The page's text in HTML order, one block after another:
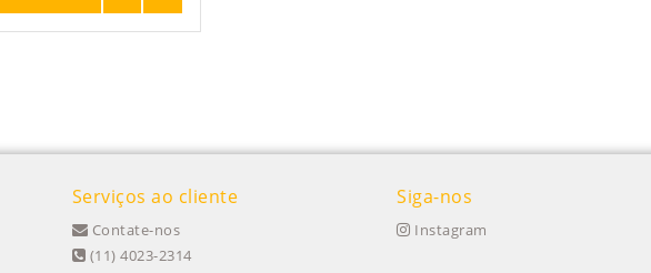
Serviços ao cliente
Contate-nos
(11) 4023-2314
Siga-nos
Instagram